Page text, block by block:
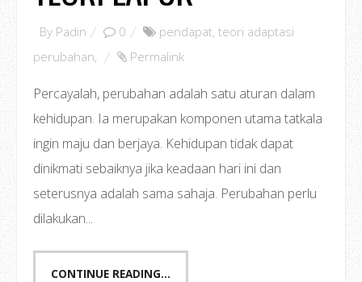
By Padin 0 pendapat, teori adaptasi
perubahan, Permalink
Percayalah, perubahan adalah satu aturan dalam
kehidupan. Ia merupakan komponen utama tatkala
ingin maju dan berjaya. Kehidupan tidak dapat
dinikmati sebaiknya jika keadaan hari ini dan
seterusnya adalah sama sahaja. Perubahan perlu
dilakukan...
CONTINUE READING...